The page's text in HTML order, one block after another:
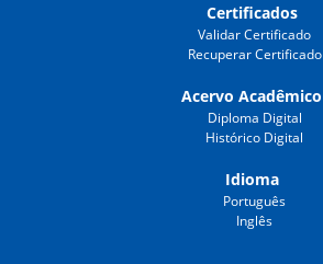
Certificados
Validar Certificado
Recuperar Certificado
Acervo Acadêmico
Diploma Digital
Histórico Digital
Idioma
Português
Inglês